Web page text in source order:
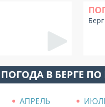
Берг
ПОГОДА В БЕРГЕ
АПРЕЛЬ